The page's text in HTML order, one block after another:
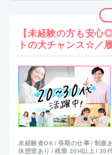
【未経験の方も安
トの大チャンス☆／
未経験者OK 長期の仕事 制服
休憩室あり
残業 20H以上 30